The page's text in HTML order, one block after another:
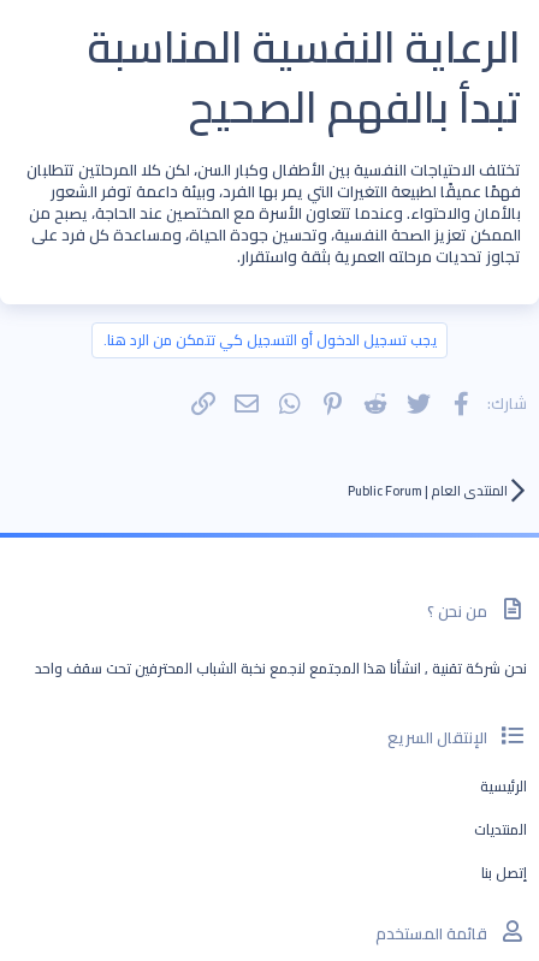
الرعاية النفسية المناسبة
تبدأ بالفهم الصحيح​
تختلف الاحتياجات النفسية بين الأطفال وكبار السن، لكن كلا المرحلتين تتطلبان
فهمًا عميقًا لطبيعة التغيرات التي يمر بها الفرد، وبيئة داعمة توفر الشعور
بالأمان والاحتواء. وعندما تتعاون الأسرة مع المختصين عند الحاجة، يصبح من
الممكن تعزيز الصحة النفسية، وتحسين جودة الحياة، ومساعدة كل فرد على
تجاوز تحديات مرحلته العمرية بثقة واستقرار.
يجب تسجيل الدخول أو التسجيل كي تتمكن من الرد هنا.
شارك: فيسبوك تويتر Reddit
Pinterest
WhatsAppالبريد الإلكتروني
المنتدى العام | Public Forum
من نحن ؟
نحن شركة تقنية , انشأنا هذا المجتمع لنجمع نخبة الشباب المحترفين تحت سقف واحد
الإنتقال السريع
الرئيسية
المنتديات
إتصل بنا
قائمة المستخدم